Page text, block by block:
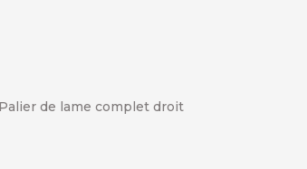
de lame complet droit